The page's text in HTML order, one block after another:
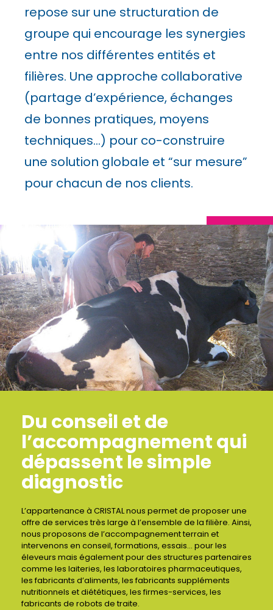
repose sur une structuration de
groupe qui encourage les synergies
entre nos différentes entités et
filières. Une approche collaborative
(partage d’expérience, échanges
de bonnes pratiques, moyens
techniques…) pour co-construire
une solution globale et “sur mesure”
pour chacun de nos clients.
Du conseil et de
l’accompagnement qui
dépassent le simple
diagnostic
L’appartenance à CRISTAL nous permet de proposer une
offre de services très large à l’ensemble de la filière. Ainsi,
nous proposons de l’accompagnement terrain et
intervenons en conseil, formations, essais… pour les
éleveurs mais également pour des structures partenaires
comme les laiteries, les laboratoires pharmaceutiques,
les fabricants d’aliments, les fabricants suppléments
nutritionnels et diététiques, les firmes-services, les
fabricants de robots de traite.